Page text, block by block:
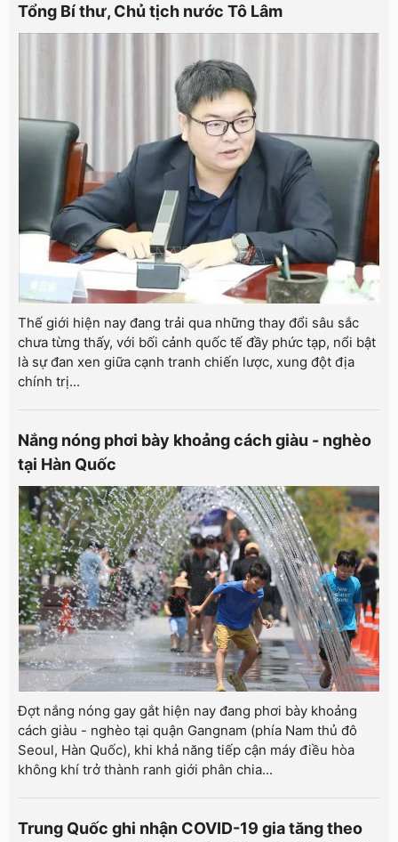
Tổng Bí thư, Chủ tịch nước Tô Lâm
Thế giới hiện nay đang trải qua những thay đổi sâu sắc
chưa từng thấy, với bối cảnh quốc tế đầy phức tạp, nổi bật
là sự đan xen giữa cạnh tranh chiến lược, xung đột địa
chính trị...
Nắng nóng phơi bày khoảng cách giàu - nghèo
tại Hàn Quốc
Đợt nắng nóng gay gắt hiện nay đang phơi bày khoảng
cách giàu - nghèo tại quận Gangnam (phía Nam thủ đô
Seoul, Hàn Quốc), khi khả năng tiếp cận máy điều hòa
không khí trở thành ranh giới phân chia...
Trung Quốc ghi nhận COVID-19 gia tăng theo